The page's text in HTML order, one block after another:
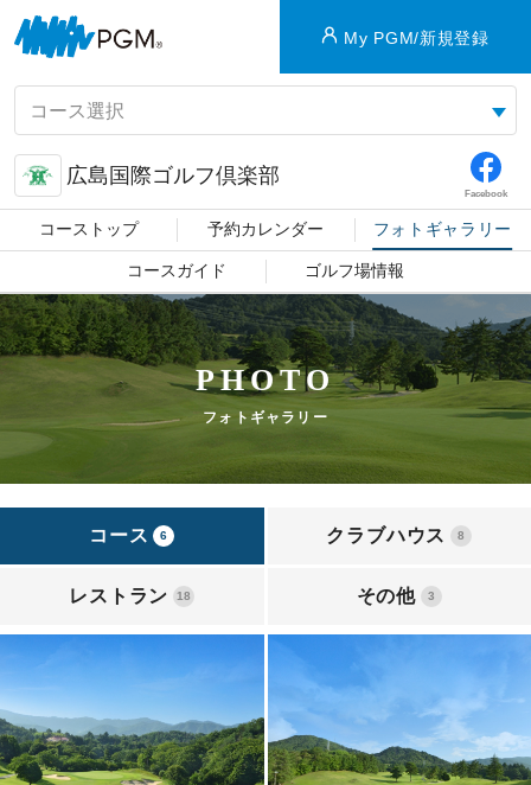
My PGM/新規登録
広島国際ゴルフ倶楽部
Facebook
コーストップ 予約カレンダー フォトギャラリー
コースガイド ゴルフ場情報
PHOTO
フォトギャラリー
コース 6 クラブハウス 8
レストラン 18 その他 3